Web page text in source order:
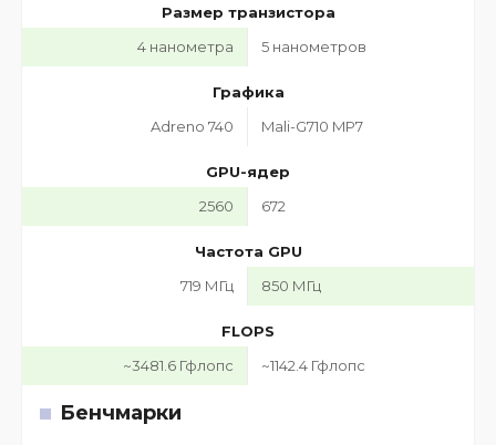
Размер транзистора
4 нанометра
5 нанометров
Графика
Adreno 740
Mali-G710 MP7
GPU-ядер
2560
672
Частота GPU
719 МГц
850 МГц
FLOPS
~3481.6 Гфлопс
~1142.4 Гфлопс
Бенчмарки